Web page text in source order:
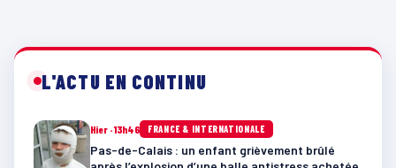
L'ACTU EN CONTINU
Hier · 13h46 FRANCE & INTERNATIONALE
Pas-de-Calais : un enfant grièvement brûlé